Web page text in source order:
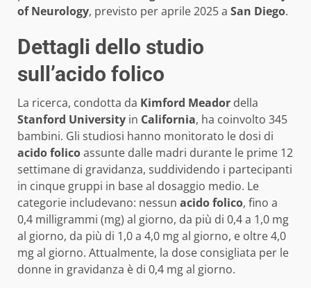
of Neurology, previsto per aprile 2025 a San Diego.
Dettagli dello studio
sull’acido folico
La ricerca, condotta da Kimford Meador della
Stanford University in California, ha coinvolto 345
bambini. Gli studiosi hanno monitorato le dosi di
acido folicoassunte dalle madri durante le prime 12
settimane di gravidanza, suddividendo i partecipanti
in cinque gruppi in base al dosaggio medio. Le
categorie includevano: nessun acido folico, fino a
0,4 milligrammi (mg) al giorno, da più di 0,4 a 1,0 mg
al giorno, da più di 1,0 a 4,0 mg al giorno, e oltre 4,0
mg al giorno. Attualmente, la dose consigliata per le
donne in gravidanza è di 0,4 mg al giorno.